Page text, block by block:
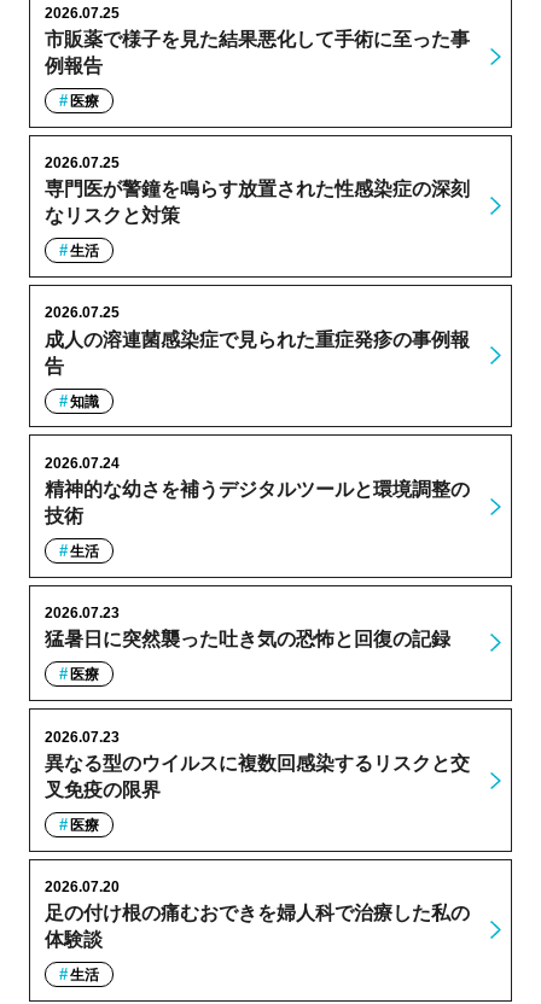
市販薬で様子を見た結果悪化して手術に至った事
例報告
2026.07.25
医療
専門医が警鐘を鳴らす放置された性感染症の深刻
なリスクと対策
2026.07.25
生活
成人の溶連菌感染症で見られた重症発疹の事例報
告
2026.07.25
知識
精神的な幼さを補うデジタルツールと環境調整の
技術
2026.07.24
生活
猛暑日に突然襲った吐き気の恐怖と回復の記録
2026.07.23
医療
異なる型のウイルスに複数回感染するリスクと交
叉免疫の限界
2026.07.23
医療
足の付け根の痛むおできを婦人科で治療した私の
体験談
2026.07.20
生活